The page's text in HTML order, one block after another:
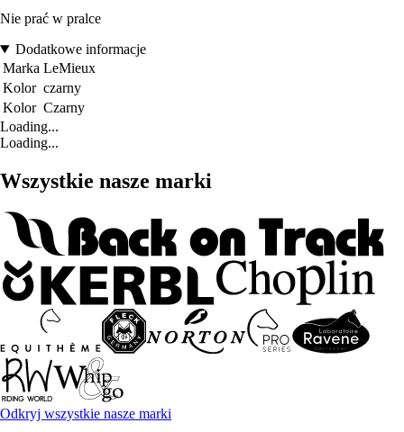
Nie prać w pralce
Dodatkowe informacje
Marka LeMieux
Kolor czarny
Kolor Czarny
Loading...
Loading...
Wszystkie nasze marki
Odkryj wszystkie nasze marki